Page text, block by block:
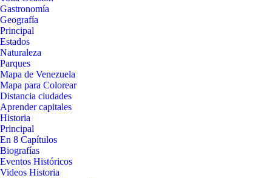
Gastronomía
Geografía
Principal
Estados
Naturaleza
Parques
Mapa de Venezuela
Mapa para Colorear
Distancia ciudades
Aprender capitales
Historia
Principal
En 8 Capítulos
Biografías
Eventos Históricos
Videos Historia